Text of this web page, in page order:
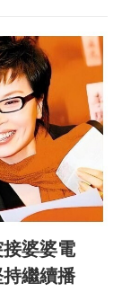
婆婆電
繼續播